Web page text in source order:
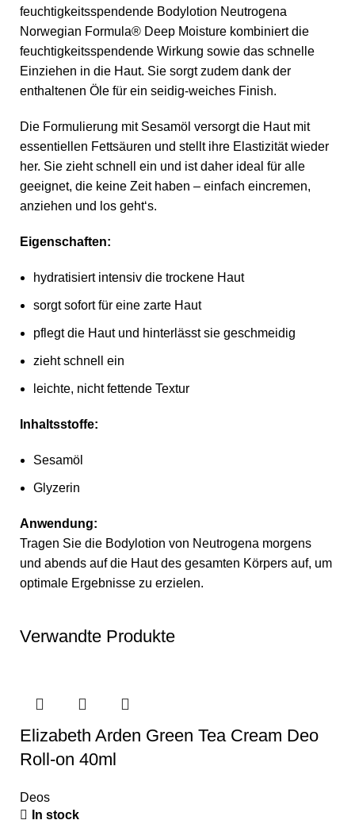
feuchtigkeitsspendende Bodylotion Neutrogena
Norwegian Formula® Deep Moisture kombiniert die
feuchtigkeitsspendende Wirkung sowie das schnelle
Einziehen in die Haut. Sie sorgt zudem dank der
enthaltenen Öle für ein seidig-weiches Finish.
Die Formulierung mit Sesamöl versorgt die Haut mit
essentiellen Fettsäuren und stellt ihre Elastizität wieder
her. Sie zieht schnell ein und ist daher ideal für alle
geeignet, die keine Zeit haben – einfach eincremen,
anziehen und los geht‘s.
Eigenschaften:
hydratisiert intensiv die trockene Haut
sorgt sofort für eine zarte Haut
pflegt die Haut und hinterlässt sie geschmeidig
zieht schnell ein
leichte, nicht fettende Textur
Inhaltsstoffe:
Sesamöl
Glyzerin
Anwendung:
Tragen Sie die Bodylotion von Neutrogena morgens
und abends auf die Haut des gesamten Körpers auf, um
optimale Ergebnisse zu erzielen.
Verwandte Produkte
Elizabeth Arden Green Tea Cream Deo
Roll-on 40ml
Deos
In stock